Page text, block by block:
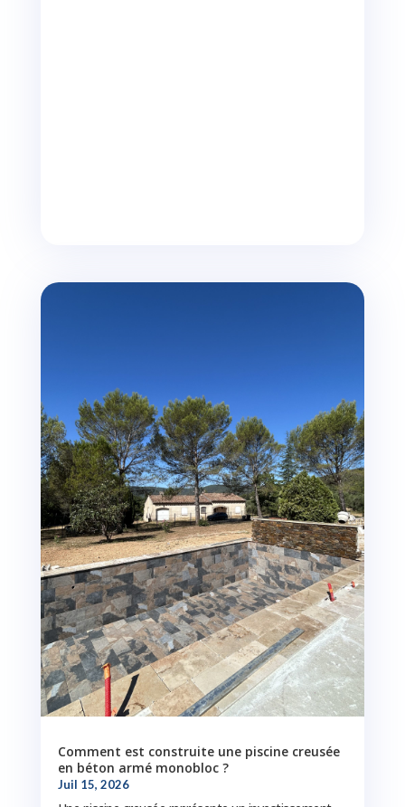
Comment est construite une piscine creusée
en béton armé monobloc ?
Juil 15, 2026